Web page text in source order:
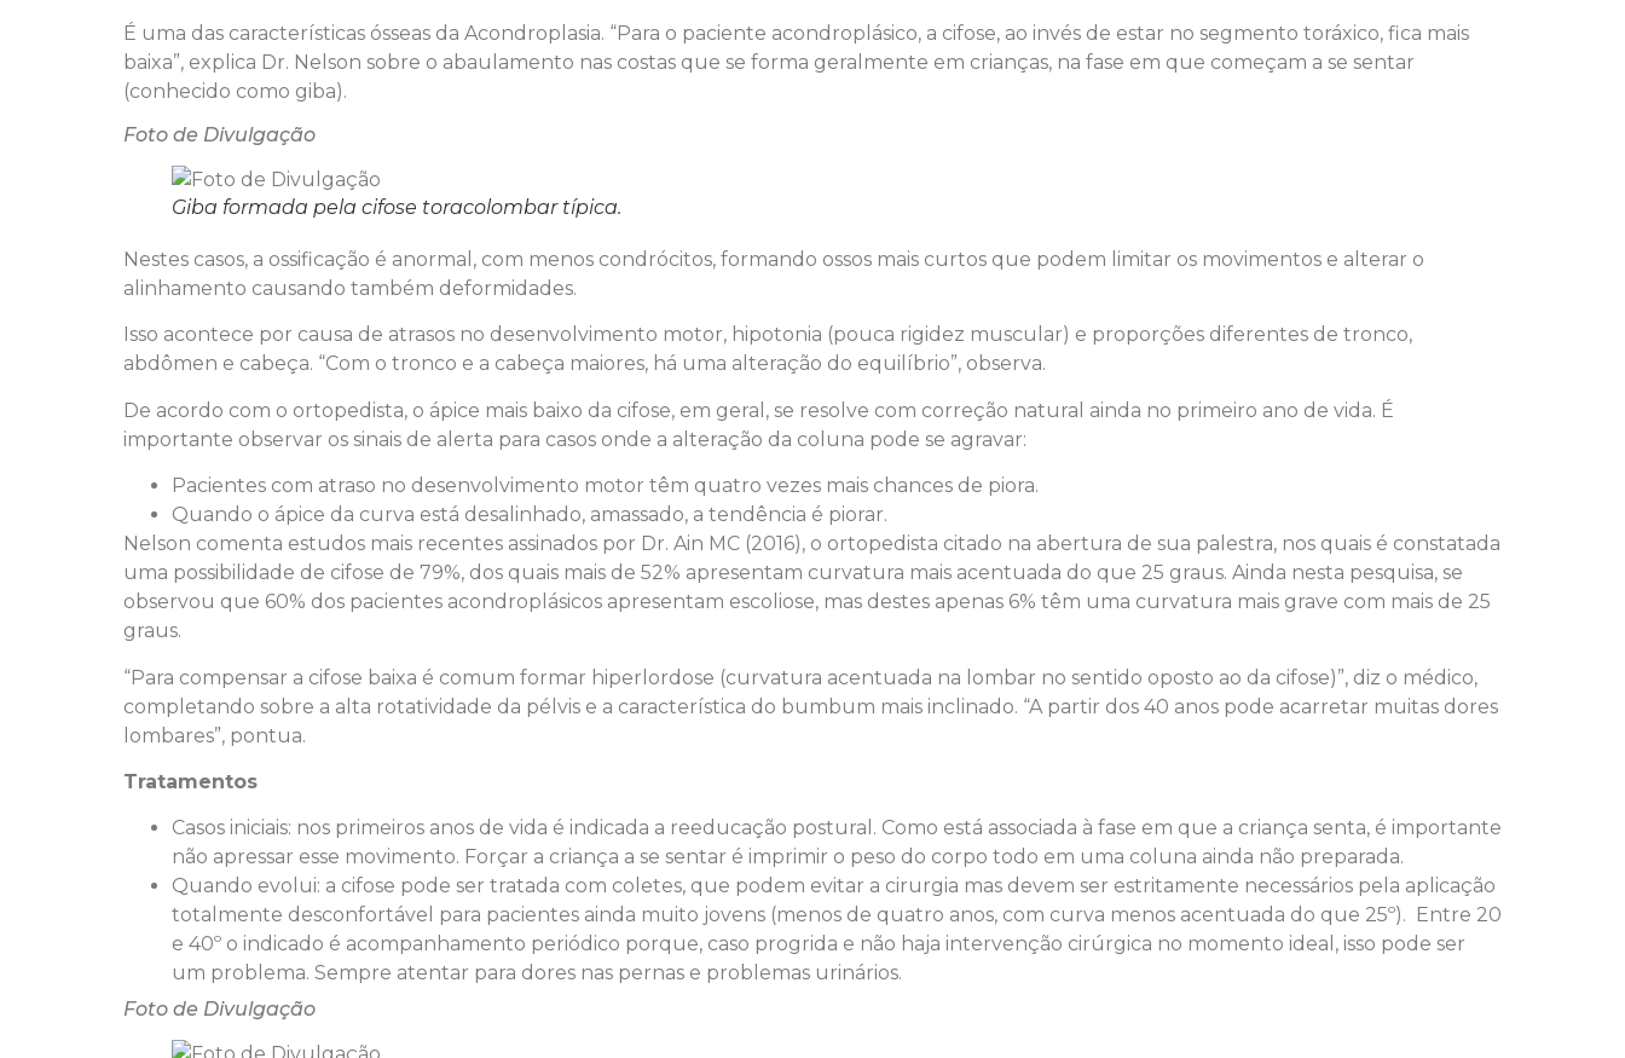
É uma das características ósseas da Acondroplasia. “Para o paciente acondroplásico, a cifose, ao invés de estar no segmento toráxico, fica mais
baixa”, explica Dr. Nelson sobre o abaulamento nas costas que se forma geralmente em crianças, na fase em que começam a se sentar
(conhecido como giba).
Foto de Divulgação
Giba formada pela cifose toracolombar típica.
Nestes casos, a ossificação é anormal, com menos condrócitos, formando ossos mais curtos que podem limitar os movimentos e alterar o
alinhamento causando também deformidades.
Isso acontece por causa de atrasos no desenvolvimento motor, hipotonia (pouca rigidez muscular) e proporções diferentes de tronco,
abdômen e cabeça. “Com o tronco e a cabeça maiores, há uma alteração do equilíbrio”, observa.
De acordo com o ortopedista, o ápice mais baixo da cifose, em geral, se resolve com correção natural ainda no primeiro ano de vida. É
importante observar os sinais de alerta para casos onde a alteração da coluna pode se agravar:
Pacientes com atraso no desenvolvimento motor têm quatro vezes mais chances de piora.
Quando o ápice da curva está desalinhado, amassado, a tendência é piorar.
Nelson comenta estudos mais recentes assinados por Dr. Ain MC (2016), o ortopedista citado na abertura de sua palestra, nos quais é constatada
uma possibilidade de cifose de 79%, dos quais mais de 52% apresentam curvatura mais acentuada do que 25 graus. Ainda nesta pesquisa, se
observou que 60% dos pacientes acondroplásicos apresentam escoliose, mas destes apenas 6% têm uma curvatura mais grave com mais de 25
graus.
“Para compensar a cifose baixa é comum formar hiperlordose (curvatura acentuada na lombar no sentido oposto ao da cifose)”, diz o médico,
completando sobre a alta rotatividade da pélvis e a característica do bumbum mais inclinado. “A partir dos 40 anos pode acarretar muitas dores
lombares”, pontua.
Tratamentos
Casos iniciais: nos primeiros anos de vida é indicada a reeducação postural. Como está associada à fase em que a criança senta, é importante
não apressar esse movimento. Forçar a criança a se sentar é imprimir o peso do corpo todo em uma coluna ainda não preparada.
Quando evolui: a cifose pode ser tratada com coletes, que podem evitar a cirurgia mas devem ser estritamente necessários pela aplicação
totalmente desconfortável para pacientes ainda muito jovens (menos de quatro anos, com curva menos acentuada do que 25º). Entre 20
e 40º o indicado é acompanhamento periódico porque, caso progrida e não haja intervenção cirúrgica no momento ideal, isso pode ser
um problema. Sempre atentar para dores nas pernas e problemas urinários.
Foto de Divulgação